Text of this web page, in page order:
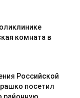
комната в
Российской
посетил